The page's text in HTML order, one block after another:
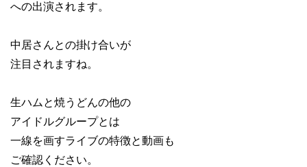
への出演されます。
中居さんとの掛け合いが
注目されますね。
生ハムと焼うどんの他の
アイドルグループとは
一線を画すライブの特徴と動画も
ご確認ください。